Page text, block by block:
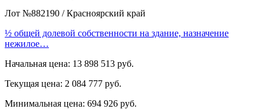
Лот №882190 / Красноярский край
½ общей долевой собственности на здание, назначение
нежилое…
Начальная цена: 13 898 513 руб.
Текущая цена: 2 084 777 руб.
Минимальная цена: 694 926 руб.